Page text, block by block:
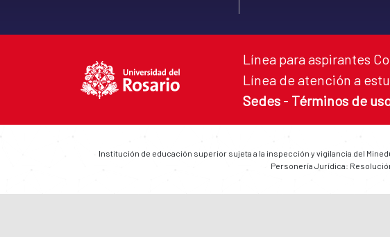
Línea para aspirantes
Línea de atención a
Sedes - Términos de
Institución de educación superior sujeta a la inspección y vigilancia del
Personería Jurídica: